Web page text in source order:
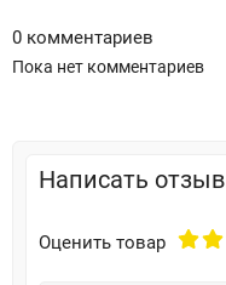
0 комментариев
Пока нет комментариев
Написать отзыв
Оценить товар